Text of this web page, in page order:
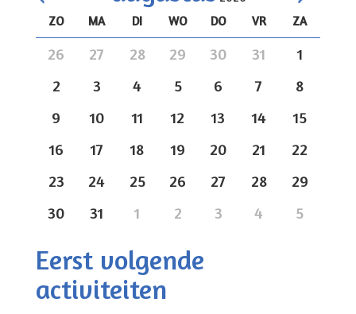
< >
ZO
MA DI WO DO VR ZA
26 27 28 29 30 31
1
2
3 4 5 6 7
8
9
10 11 12 13 14
15
16
17 18 19 20 21
22
23
24 25 26 27 28
29
30
31 1 2 3 4 5
Eerst volgende
activiteiten